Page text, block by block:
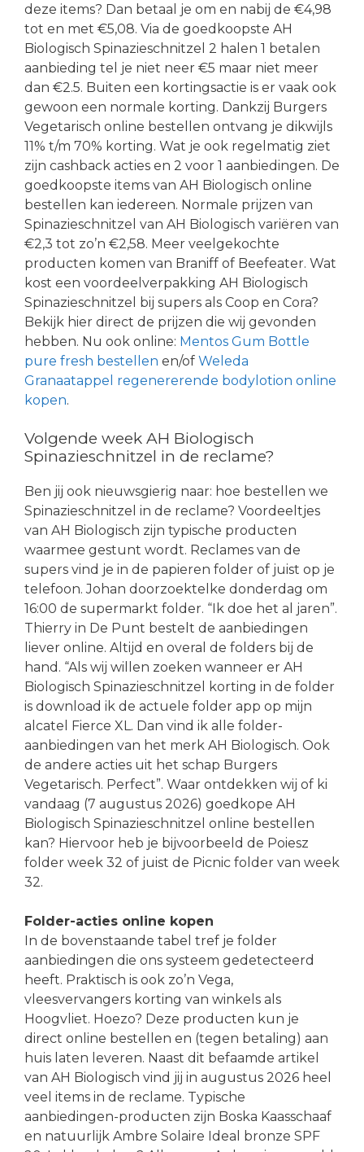
deze items? Dan betaal je om en nabij de €4,98
tot en met €5,08. Via de goedkoopste AH
Biologisch Spinazieschnitzel 2 halen 1 betalen
aanbieding tel je niet neer €5 maar niet meer
dan €2.5. Buiten een kortingsactie is er vaak ook
gewoon een normale korting. Dankzij Burgers
Vegetarisch online bestellen ontvang je dikwijls
11% t/m 70% korting. Wat je ook regelmatig ziet
zijn cashback acties en 2 voor 1 aanbiedingen. De
goedkoopste items van AH Biologisch online
bestellen kan iedereen. Normale prijzen van
Spinazieschnitzel van AH Biologisch variëren van
€2,3 tot zo’n €2,58. Meer veelgekochte
producten komen van Braniff of Beefeater. Wat
kost een voordeelverpakking AH Biologisch
Spinazieschnitzel bij supers als Coop en Cora?
Bekijk hier direct de prijzen die wij gevonden
hebben. Nu ook online: Mentos Gum Bottle
pure fresh bestellen en/of Weleda
Granaatappel regenererende bodylotion online
kopen.
Volgende week AH Biologisch
Spinazieschnitzel in de reclame?
Ben jij ook nieuwsgierig naar: hoe bestellen we
Spinazieschnitzel in de reclame? Voordeeltjes
van AH Biologisch zijn typische producten
waarmee gestunt wordt. Reclames van de
supers vind je in de papieren folder of juist op je
telefoon. Johan doorzoektelke donderdag om
16:00 de supermarkt folder. “Ik doe het al jaren”.
Thierry in De Punt bestelt de aanbiedingen
liever online. Altijd en overal de folders bij de
hand. “Als wij willen zoeken wanneer er AH
Biologisch Spinazieschnitzel korting in de folder
is download ik de actuele folder app op mijn
alcatel Fierce XL. Dan vind ik alle folder-
aanbiedingen van het merk AH Biologisch. Ook
de andere acties uit het schap Burgers
Vegetarisch. Perfect”. Waar ontdekken wij of ki
vandaag (7 augustus 2026) goedkope AH
Biologisch Spinazieschnitzel online bestellen
kan? Hiervoor heb je bijvoorbeeld de Poiesz
folder week 32 of juist de Picnic folder van week
32.
Folder-acties online kopen
In de bovenstaande tabel tref je folder
aanbiedingen die ons systeem gedetecteerd
heeft. Praktisch is ook zo’n Vega,
vleesvervangers korting van winkels als
Hoogvliet. Hoezo? Deze producten kun je
direct online bestellen en (tegen betaling) aan
huis laten leveren. Naast dit befaamde artikel
van AH Biologisch vind jij in augustus 2026 heel
veel items in de reclame. Typische
aanbiedingen-producten zijn Boska Kaasschaaf
en natuurlijk Ambre Solaire Ideal bronze SPF